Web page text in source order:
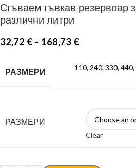
Сгъваем гъвкав резервоар
различни литри
32,72 € – 168,73 €
РАЗМЕРИ 110, 240, 330, 440,
РАЗМЕРИ
Clear